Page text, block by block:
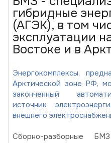
гибридные
(АГЭК), в том
эксплуатации
Востоке и в
Энергокомплексы,
Арктической зоне РФ,
законченный
источник
внешнего
Сборно-разборные